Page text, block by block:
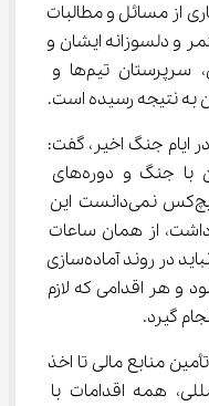
از مسائل و مطالبات
پیگیری‌های مستمر و دلسوزانه ایشان و
همراهی رؤسای کمیته‌های علمی، سرپرستان تیم‌ها و
به نتیجه رسیده است.
ایام جنگ اخیر، گفت:
اعزام تیم‌های ملی امسال هم‌زمان با جنگ و دوره‌های
آمادگی آنان بود. در شرایطی که هیچ‌کس نمی‌دانست این
از همان ساعات
نخست تأکید کردم که حتی لحظه‌ای نباید در روند آماده‌سازی
شود و هر اقدامی که لازم
گیرد.
منابع مالی تا اخذ
انجام هماهنگی‌های بین‌المللی، همه اقدامات با